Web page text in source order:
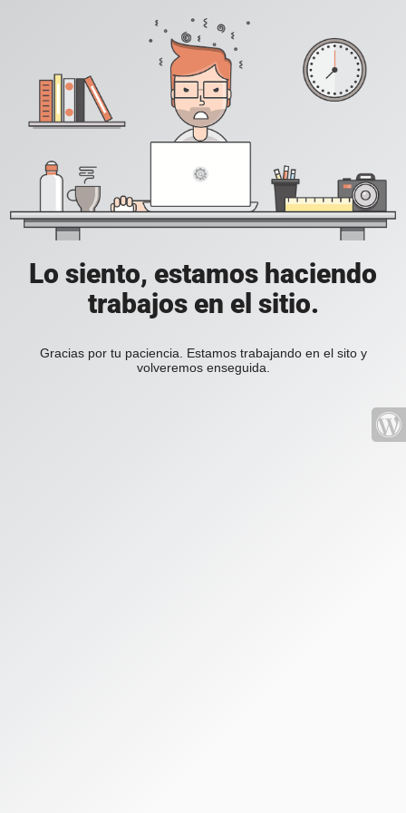
Lo siento, estamos haciendo
trabajos en el sitio.
Gracias por tu paciencia. Estamos trabajando en el sito y
volveremos enseguida.